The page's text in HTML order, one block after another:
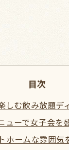
目次
しむ飲み放題デ
ューで女子会を
ホームな雰囲気